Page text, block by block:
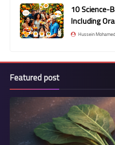
10 Science-
Including
Hussein Mohamed
Featured post